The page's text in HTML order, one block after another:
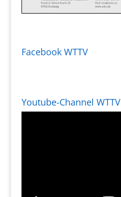
Facebook WTTV
Youtube-Channel WTTV